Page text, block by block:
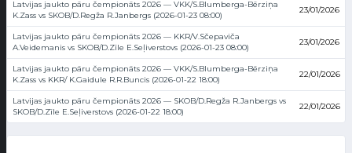
Latvijas jaukto pāru čempionāts 2026 — VKK/S.Blumberga-Bērziņa
K.Zass vs SKOB/D.Regža R.Janbergs (2026-01-23 08:00)
23/01/2026
Latvijas jaukto pāru čempionāts 2026 — KKR/V.Sčepaviča
A.Veidemanis vs SKOB/D.Zīle E.Seļiverstovs (2026-01-23 08:00)
23/01/2026
Latvijas jaukto pāru čempionāts 2026 — VKK/S.Blumberga-Bērziņa
K.Zass vs KKR/ K.Gaidule R.R.Buncis (2026-01-22 18:00)
22/01/2026
Latvijas jaukto pāru čempionāts 2026 — SKOB/D.Regža R.Janbergs vs
SKOB/D.Zīle E.Seļiverstovs (2026-01-22 18:00)
22/01/2026